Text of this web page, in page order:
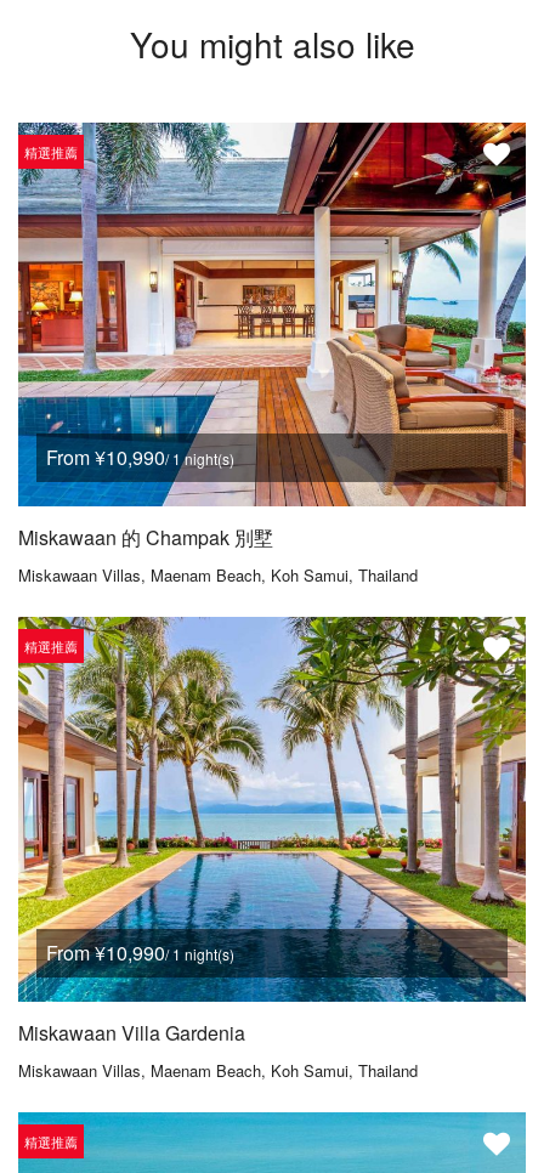
You might also like
精選推薦
From ¥10,990/ 1 night(s)
Miskawaan 的 Champak 別墅
Miskawaan Villas, Maenam Beach, Koh Samui, Thailand
精選推薦
From ¥10,990/ 1 night(s)
Miskawaan Villa Gardenia
Miskawaan Villas, Maenam Beach, Koh Samui, Thailand
精選推薦